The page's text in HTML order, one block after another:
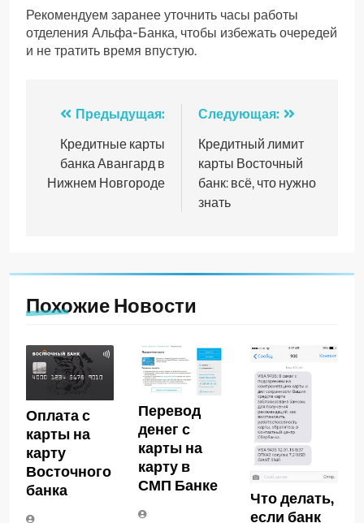
Рекомендуем заранее уточнить часы работы
отделения Альфа-Банка, чтобы избежать очередей
и не тратить время впустую.
Навигация
по
записям
Предыдущая:
Кредитные карты
банка Авангард в
Нижнем Новгороде
Следующая:
Кредитный лимит
карты Восточный
банк: всё, что нужно
знать
Похожие Новости
Оплата с
карты на
карту
Восточного
банка
Перевод
денег с
карты на
карту в
СМП Банке
Что делать,
если банк